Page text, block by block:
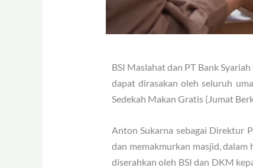
BSI Maslahat dan PT Bank
dapat dirasakan oleh seluruh
Sedekah Makan Gratis (Jumat
Anton Sukarna sebagai Direktur
dan memakmurkan masjid,
diserahkan oleh BSI dan DKM